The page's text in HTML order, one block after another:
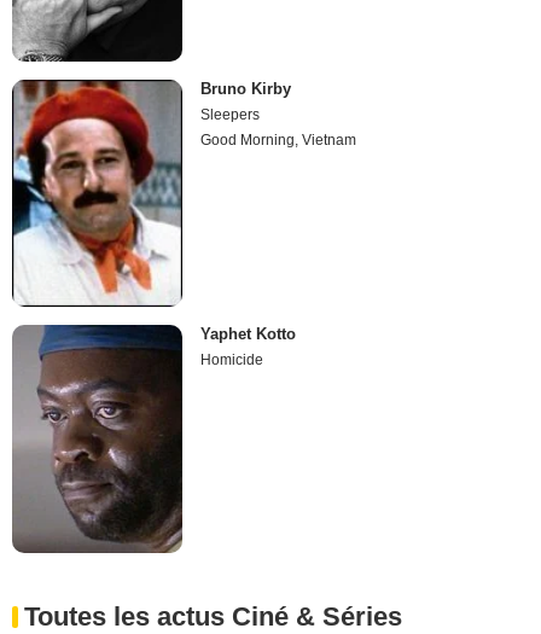
Bruno Kirby
Sleepers
Good Morning, Vietnam
Yaphet Kotto
Homicide
Toutes les actus Ciné & Séries